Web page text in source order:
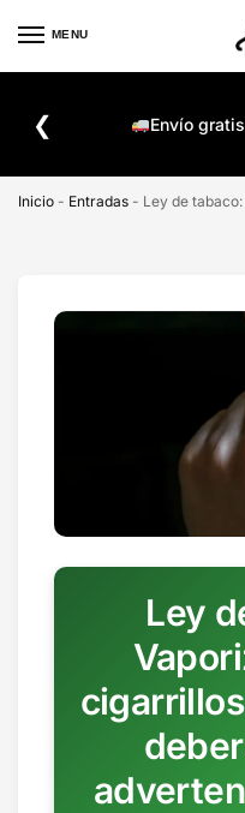
MENU
❮ Envío
Inicio - Entradas - Ley de
Ley